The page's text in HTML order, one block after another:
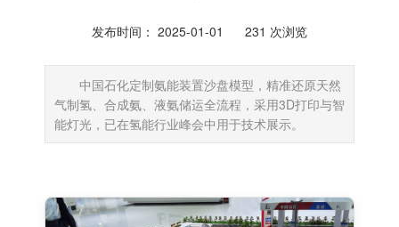
发布时间： 2025-01-01 231 次浏览
中国石化定制氨能装置沙盘模型，精准还原天然
气制氢、合成氨、液氨储运全流程，采用3D打印与智
能灯光，已在氢能行业峰会中用于技术展示。